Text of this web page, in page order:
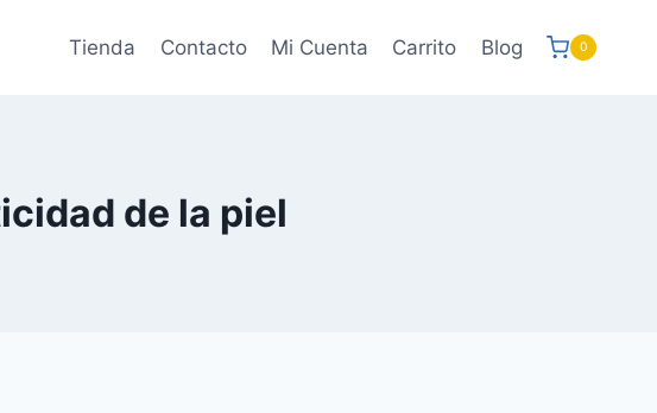
Tienda Contacto Mi Cuenta Carrito Blog 0
de la piel